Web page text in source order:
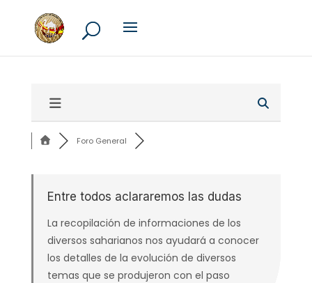
Foro General
Entre todos aclararemos las dudas
La recopilación de informaciones de los
diversos saharianos nos ayudará a conocer
los detalles de la evolución de diversos
temas que se produjeron con el paso